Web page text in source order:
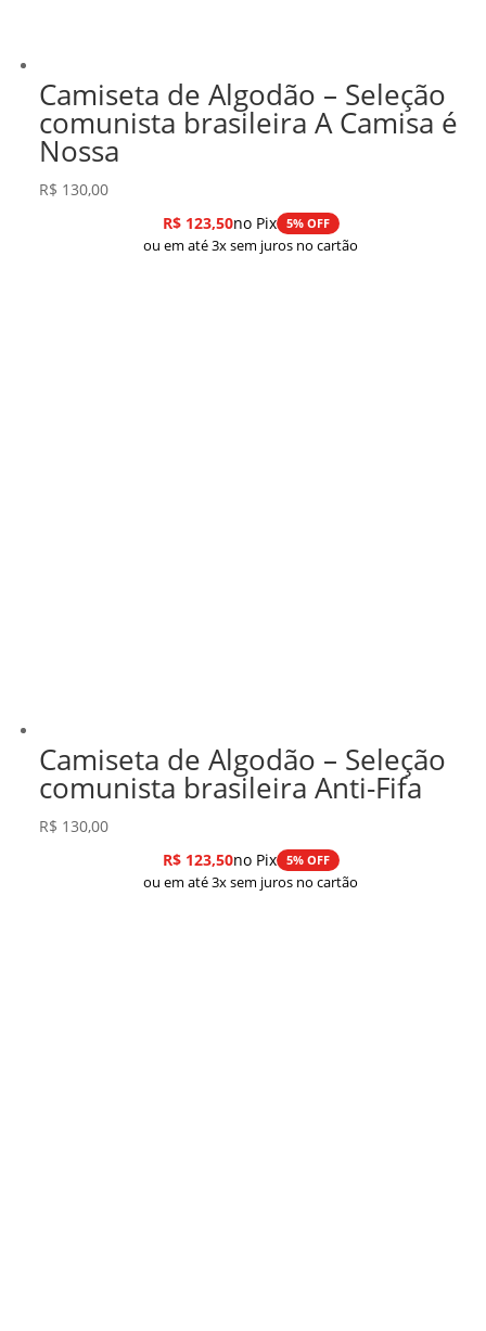
Camiseta de Algodão – Seleção
comunista brasileira A Camisa é
Nossa
R$ 130,00
R$123,50no Pix 5% OFF
ou em até 3x sem juros no cartão
Camiseta de Algodão – Seleção
comunista brasileira Anti-Fifa
R$ 130,00
R$123,50no Pix 5% OFF
ou em até 3x sem juros no cartão